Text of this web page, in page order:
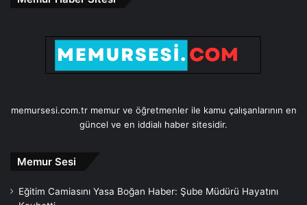
memursesi.com.tr memur ve öğretmenler ile kamu çalışanlarının en
güncel ve en iddialı haber sitesidir.
Memur Sesi
Eğitim Camiasını Yasa Boğan Haber: Şube Müdürü Hayatını